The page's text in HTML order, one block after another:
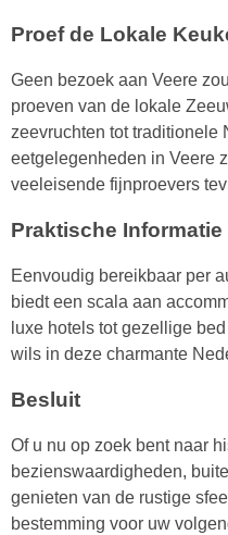
Proef de Lokale
Geen bezoek aan Veere
proeven van de lokale
zeevruchten tot traditionele
eetgelegenheden in Veere
veeleisende fijnproevers
Praktische
Eenvoudig bereikbaar per
biedt een scala aan
luxe hotels tot gezellige
wils in deze charmante
Besluit
Of u nu op zoek bent naar
bezienswaardigheden,
genieten van de rustige
bestemming voor uw